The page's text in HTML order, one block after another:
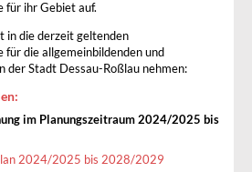
für ihr Gebiet auf.
in die derzeit geltenden
für die allgemeinbildenden und
der Stadt Dessau-Roßlau nehmen:
im Planungszeitraum 2024/2025 bis
2024/2025 bis 2028/2029